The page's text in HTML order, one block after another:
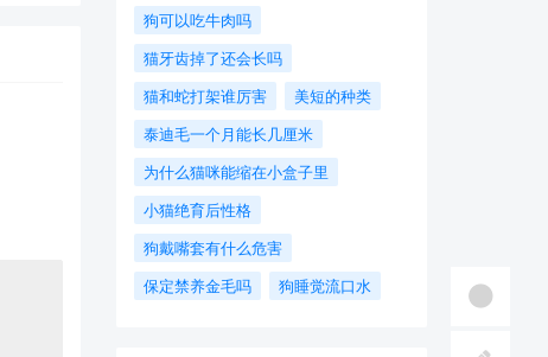
狗可以吃牛肉吗
猫牙齿掉了还会长吗
猫和蛇打架谁厉害
美短的种类
泰迪毛一个月能长几厘米
为什么猫咪能缩在小盒子里
小猫绝育后性格
狗戴嘴套有什么危害
保定禁养金毛吗
狗睡觉流口水